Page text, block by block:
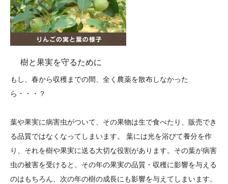
樹と果実を守るために
もし、春から収穫までの間、全く農薬を散布しなかった
ら・・・？
葉や果実に病害虫がついて、その果物は生で食べたり、販売でき
る品質ではなくなってしまいます。 葉には光を浴びて養分を作
り、それを樹や果実に送る大切な役割があります。その葉が病害
虫の被害を受けると、その年の果実の品質・収穫に影響を与える
のはもちろん、次の年の樹の成長にも影響を与えてしまいます。